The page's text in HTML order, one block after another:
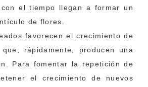
el tiempo llegan a formar un
de flores.
favorecen el crecimiento de
rápidamente, producen una
Para fomentar la repetición de
el crecimiento de nuevos